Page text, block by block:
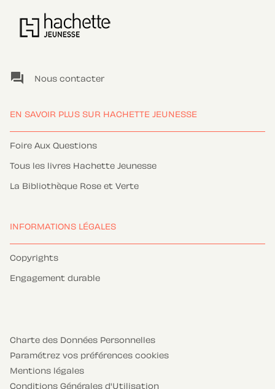
question_answer Nous contacter
EN SAVOIR PLUS SUR HACHETTE JEUNESSE
Foire Aux Questions
Tous les livres Hachette Jeunesse
La Bibliothèque Rose et Verte
INFORMATIONS LÉGALES
Copyrights
Engagement durable
Charte des Données Personnelles
Paramétrez vos préférences cookies
Mentions légales
Conditions Générales d'Utilisation